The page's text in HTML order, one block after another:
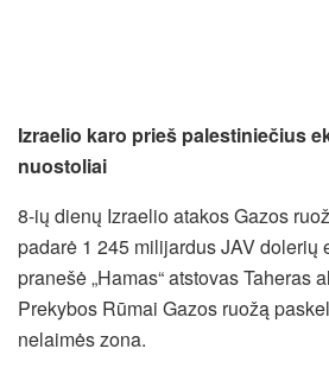
Izraelio karo prieš palestiniečius
nuostoliai
8-ių dienų Izraelio atakos Gazos
padarė 1 245 milijardus JAV dolerių
pranešė „Hamas“ atstovas Taheras
Prekybos Rūmai Gazos ruožą
nelaimės zona.